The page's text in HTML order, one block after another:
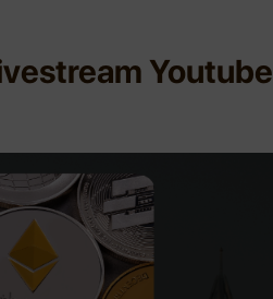
Youtube